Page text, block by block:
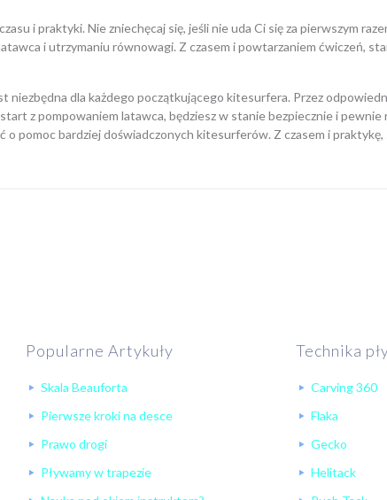
i praktyki. Nie zniechęcaj się, jeśli nie uda Ci się za pierwszym
i utrzymaniu równowagi. Z czasem i powtarzaniem ćwiczeń,
niezbędna dla każdego początkującego kitesurfera. Przez
z pompowaniem latawca, będziesz w stanie bezpiecznie i
pomoc bardziej doświadczonych kitesurferów. Z czasem i
Popularne Artykuły
Skala Beauforta
Pierwsze kroki na desce
Prawo drogi
Pływamy w trapezie
Technika
Carving 360
Flaka
Gecko
Helitack